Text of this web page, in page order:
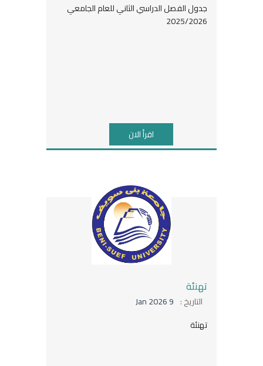
جدول الفصل الدراسي الثاني للعام الجامعي
2025/2026
اقرأ الان
تهنئة
التاريخ : 9 Jan 2026
تهنئة